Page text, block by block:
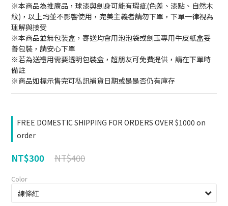
※本商品為推廣品，球漆與劍身可能有瑕疵(色差、漆點、自然木
紋)，以上均並不影響使用，完美主義者請勿下單，下單一律視為
理解與接受
※本商品並無包裝盒，寄送均會用泡泡袋或劍玉專用牛皮紙盒妥
善包裝，請安心下單
※若為送禮用需要透明包裝盒，超朋友可免費提供，請在下單時
備註
※商品如標示售完可私訊補貨日期或是是否仍有庫存
FREE DOMESTIC SHIPPING FOR ORDERS OVER $1000 on
order
NT$400
NT$300
Color